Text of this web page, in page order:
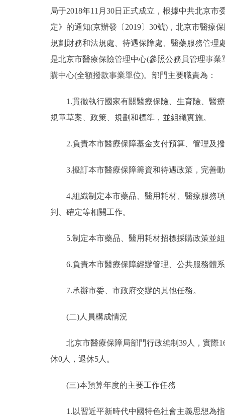
局于2018年11月30日正式成立，根據中共北京
定》的通知(京辦發〔2019〕30號)，北京市醫療
規劃財務和法規處、待遇保障處、醫藥服務管理
是北京市醫療保險管理中心(參照公務員管理事
購中心(全額撥款事業單位)。部門主要職責為：
1.貫徹執行國家有關醫療保險、生育險、醫療
規章草案、政策、規劃和標準，並組織實施。
2.負責本市醫療保障基金支付預算、管理及
3.擬訂本市醫療保障籌資和待遇政策，完善動
4.組織制定本市藥品、醫用耗材、醫療服務項
判、確定等相關工作。
5.制定本市藥品、醫用耗材招標採購政策並組
6.負責本市醫療保障經辦管理、公共服務體系
7.承辦市委、市政府交辦的其他任務。
(二)人員構成情況
北京市醫療保障局部門行政編制39人，實際16
休0人，退休5人。
(三)本預算年度的主要工作任務
1.以習近平新時代中國特色社會主義思想為指